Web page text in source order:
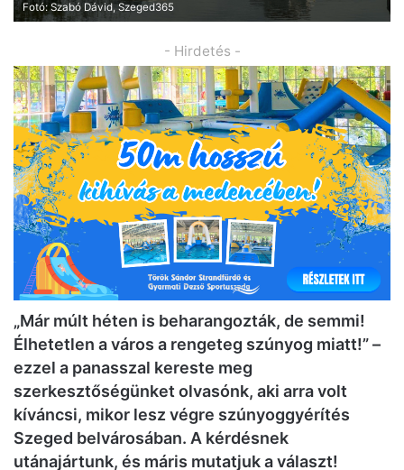
Fotó: Szabó Dávid, Szeged365
- Hirdetés -
„Már múlt héten is beharangozták, de semmi!
Élhetetlen a város a rengeteg szúnyog miatt!” –
ezzel a panasszal kereste meg
szerkesztőségünket olvasónk, aki arra volt
kíváncsi, mikor lesz végre szúnyoggyérítés
Szeged belvárosában. A kérdésnek
utánajártunk, és máris mutatjuk a választ!